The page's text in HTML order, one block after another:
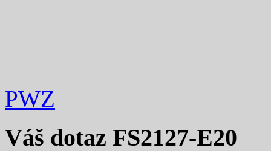
PWZ
Váš dotaz FS2127-E20